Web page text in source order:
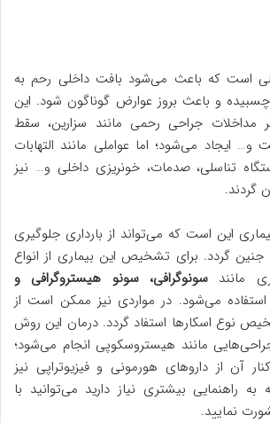
است که باعث می‌شود بافت داخلی رحم به
و باعث بروز عوارض گوناگون شود. این
مداخلات جراحی رحمی مانند سزارین، سقط
ایجاد می‌شود؛ اما عواملی مانند التهابات
تناسلی، صدمات، خونریزی داخلی و… نیز
گردند.
این است که می‌تواند از بارداری جلوگیری
گردد. برای تشخیص این بیماری از انواع
مانند سونوگرافی، سونو هیستروگرافی و
استفاده می‌شود. در مواردی نیز ممکن است از
نوع اسکارها استفاد گردد. درمان این روش
مانند هیستروسکوپی انجام می‌شود؛
آن از داروهای هورمونی و فیزیوتراپی نیز
به راهنمایی بیشتری نیاز دارید می‌توانید با
نمایید.